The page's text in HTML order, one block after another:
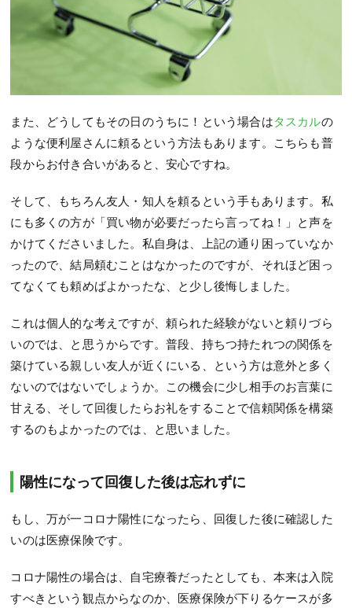
また、どうしてもその日のうちに！という場合はタスカルの
ような便利屋さんに頼るという方法もあります。こちらも普
段からお付き合いがあると、安心ですね。
そして、もちろん友人・知人を頼るという手もあります。私
にも多くの方が「買い物が必要だったら言ってね！」と声を
かけてくださいました。私自身は、上記の通り困っていなか
ったので、結局頼むことはなかったのですが、それほど困っ
てなくても頼めばよかったな、と少し後悔しました。
これは個人的な考えですが、頼られた経験がないと頼りづら
いのでは、と思うからです。普段、持ちつ持たれつの関係を
築けている親しい友人が近くにいる、という方は意外と多く
ないのではないでしょうか。この機会に少し相手のお言葉に
甘える、そして回復したらお礼をすることで信頼関係を構築
するのもよかったのでは、と思いました。
陽性になって回復した後は忘れずに
もし、万が一コロナ陽性になったら、回復した後に確認した
いのは医療保険です。
コロナ陽性の場合は、自宅療養だったとしても、本来は入院
すべきという観点からなのか、医療保険が下りるケースが多